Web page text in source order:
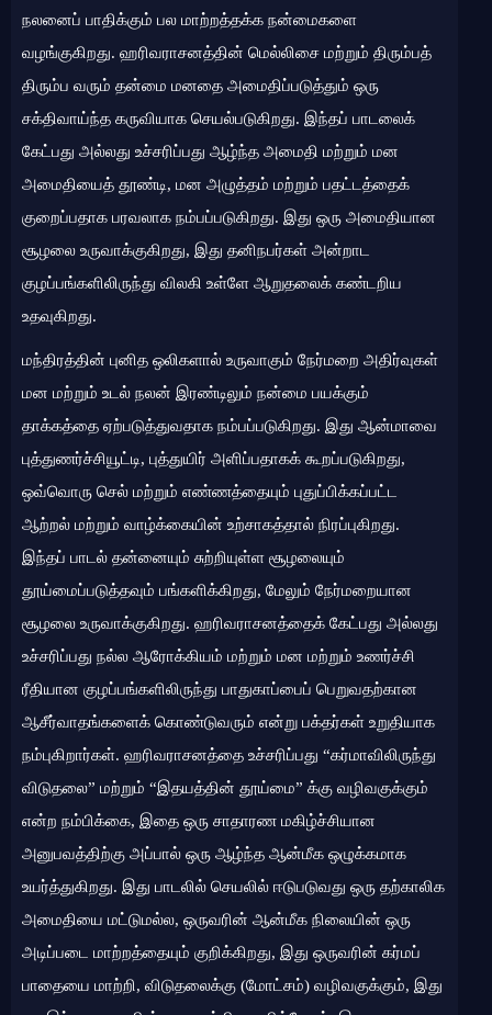
நலனைப் பாதிக்கும் பல மாற்றத்தக்க நன்மைகளை
வழங்குகிறது. ஹரிவராசனத்தின் மெல்லிசை மற்றும் திரும்பத்
திரும்ப வரும் தன்மை மனதை அமைதிப்படுத்தும் ஒரு
சக்திவாய்ந்த கருவியாக செயல்படுகிறது. இந்தப் பாடலைக்
கேட்பது அல்லது உச்சரிப்பது ஆழ்ந்த அமைதி மற்றும் மன
அமைதியைத் தூண்டி, மன அழுத்தம் மற்றும் பதட்டத்தைக்
குறைப்பதாக பரவலாக நம்பப்படுகிறது. இது ஒரு அமைதியான
சூழலை உருவாக்குகிறது, இது தனிநபர்கள் அன்றாட
குழப்பங்களிலிருந்து விலகி உள்ளே ஆறுதலைக் கண்டறிய
உதவுகிறது.
மந்திரத்தின் புனித ஒலிகளால் உருவாகும் நேர்மறை அதிர்வுகள்
மன மற்றும் உடல் நலன் இரண்டிலும் நன்மை பயக்கும்
தாக்கத்தை ஏற்படுத்துவதாக நம்பப்படுகிறது. இது ஆன்மாவை
புத்துணர்ச்சியூட்டி, புத்துயிர் அளிப்பதாகக் கூறப்படுகிறது,
ஒவ்வொரு செல் மற்றும் எண்ணத்தையும் புதுப்பிக்கப்பட்ட
ஆற்றல் மற்றும் வாழ்க்கையின் உற்சாகத்தால் நிரப்புகிறது.
இந்தப் பாடல் தன்னையும் சுற்றியுள்ள சூழலையும்
தூய்மைப்படுத்தவும் பங்களிக்கிறது, மேலும் நேர்மறையான
சூழலை உருவாக்குகிறது. ஹரிவராசனத்தைக் கேட்பது அல்லது
உச்சரிப்பது நல்ல ஆரோக்கியம் மற்றும் மன மற்றும் உணர்ச்சி
ரீதியான குழப்பங்களிலிருந்து பாதுகாப்பைப் பெறுவதற்கான
ஆசீர்வாதங்களைக் கொண்டுவரும் என்று பக்தர்கள் உறுதியாக
நம்புகிறார்கள். ஹரிவராசனத்தை உச்சரிப்பது “கர்மாவிலிருந்து
விடுதலை” மற்றும் “இதயத்தின் தூய்மை” க்கு வழிவகுக்கும்
என்ற நம்பிக்கை, இதை ஒரு சாதாரண மகிழ்ச்சியான
அனுபவத்திற்கு அப்பால் ஒரு ஆழ்ந்த ஆன்மீக ஒழுக்கமாக
உயர்த்துகிறது. இது பாடலில் செயலில் ஈடுபடுவது ஒரு தற்காலிக
அமைதியை மட்டுமல்ல, ஒருவரின் ஆன்மீக நிலையின் ஒரு
அடிப்படை மாற்றத்தையும் குறிக்கிறது, இது ஒருவரின் கர்மப்
பாதையை மாற்றி, விடுதலைக்கு (மோட்சம்) வழிவகுக்கும், இது